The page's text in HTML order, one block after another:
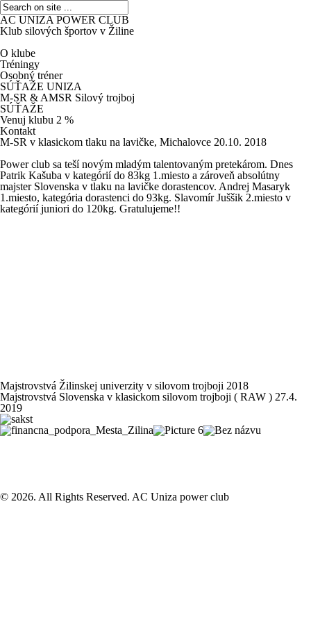
AC UNIZA POWER CLUB
Klub silových športov v Žiline
O klube
Tréningy
Osobný tréner
SÚŤAŽE UNIZA
M-SR & AMSR Silový trojboj
SÚŤAŽE
Venuj klubu 2 %
Kontakt
M-SR v klasickom tlaku na lavičke, Michalovce 20.10. 2018
Power club sa teší novým mladým talentovaným pretekárom. Dnes
Patrik Kašuba v kategórií do 83kg 1.miesto a zároveň absolútny
majster Slovenska v tlaku na lavičke dorastencov. Andrej Masaryk
1.miesto, kategória dorastenci do 93kg. Slavomír Juššik 2.miesto v
kategórií juniori do 120kg. Gratulujeme!!
Majstrovstvá Žilinskej univerzity v silovom trojboji 2018
Majstrovstvá Slovenska v klasickom silovom trojboji ( RAW ) 27.4.
2019
© 2026. All Rights Reserved. AC Uniza power club